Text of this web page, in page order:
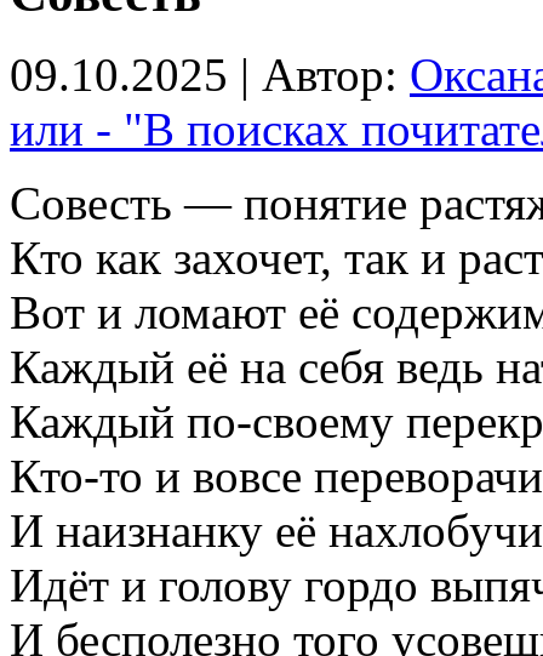
09.10.2025 | Автор:
или - "В поисках
Совесть — понятие
Кто как захочет, так и
Вот и ломают её
Каждый её на себя ведь
Каждый по-своему
Кто-то и вовсе
И наизнанку её
Идёт и голову гордо
И бесполезно того